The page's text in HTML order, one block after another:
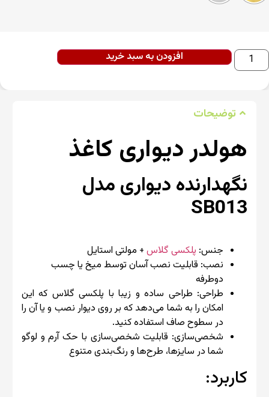
افزودن به سبد خرید
توضیحات
هولدر دیواری کاغذ
نگهدارنده دیواری مدل
SB013
جنس: پلکسی گلاس+ مولتی استایل
نصب: قابلیت نصب آسان توسط میخ یا چسب
دوطرفه
طراحی: طراحی ساده و زیبا با پلکسی گلاس که این
امکان را به شما می‌دهد که بر روی دیوار نصب و یا آن را
در سطوح صاف استفاده کنید.
شخصی‌سازی: قابلیت شخصی‌سازی با حک‌ آرم و لوگو
شما در سایزها، طرح‌ها و رنگ‌بندی متنوع
کاربرد: